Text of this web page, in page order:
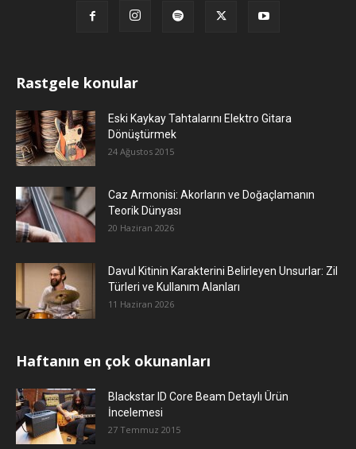
Rastgele konular
Eski Kaykay Tahtalarını Elektro Gitara
Dönüştürmek
24 Ağustos 2015
Caz Armonisi: Akorların ve Doğaçlamanın
Teorik Dünyası
20 Haziran 2026
Davul Kitinin Karakterini Belirleyen Unsurlar: Zil
Türleri ve Kullanım Alanları
11 Haziran 2026
Haftanın en çok okunanları
Blackstar ID Core Beam Detaylı Ürün
İncelemesi
27 Temmuz 2015